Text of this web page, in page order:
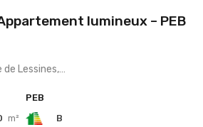
lumineux – PEB
Lessines,…
m²
PEB
B